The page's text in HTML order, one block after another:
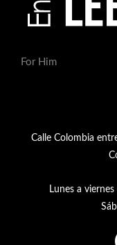
For Him
Calle Colombia
Lunes a